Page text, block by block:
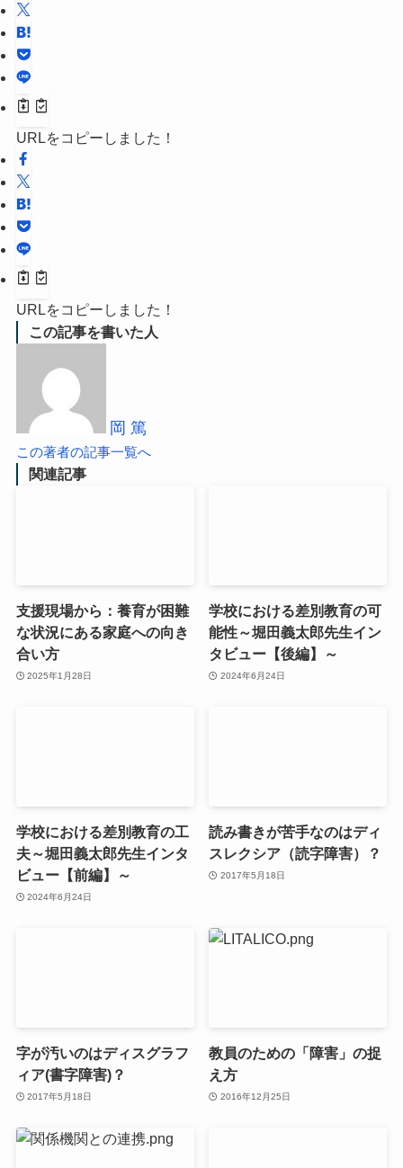
URLをコピーしました！
URLをコピーしました！
この記事を書いた人
岡 篤
この著者の記事一覧へ
関連記事
支援現場から：養育が困難
な状況にある家庭への向き
合い方
2025年1月28日
学校における差別教育の可
能性～堀田義太郎先生イン
タビュー【後編】～
2024年6月24日
学校における差別教育の工
夫～堀田義太郎先生インタ
ビュー【前編】～
2024年6月24日
読み書きが苦手なのはディ
スレクシア（読字障害）？
2017年5月18日
字が汚いのはディスグラフ
ィア(書字障害)？
2017年5月18日
教員のための「障害」の捉
え方
2016年12月25日